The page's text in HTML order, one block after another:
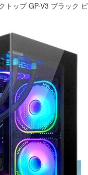
トップ GP-V3 ブラック